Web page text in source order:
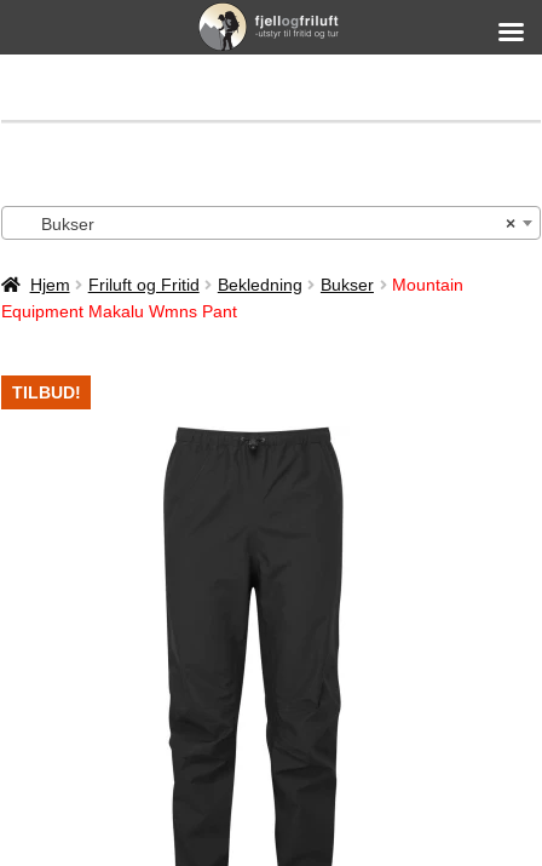
×
Bukser
Hjem Friluft og Fritid Bekledning Bukser
Mountain
Equipment Makalu Wmns Pant
TILBUD!